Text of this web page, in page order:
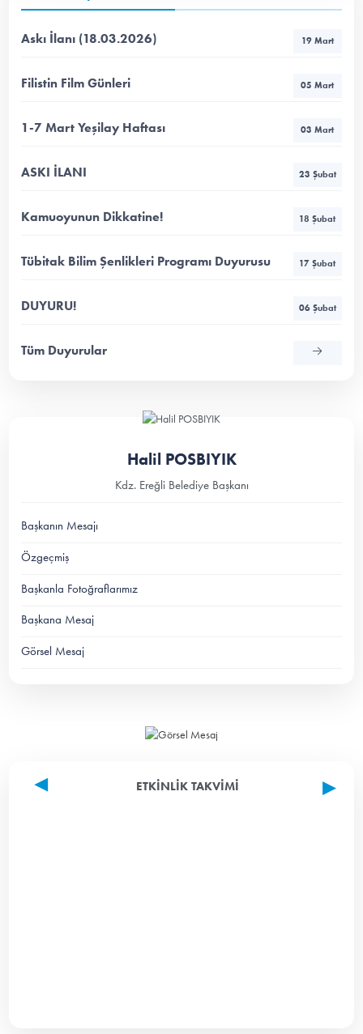
Askı İlanı (18.03.2026) 19 Mart
Filistin Film Günleri 05 Mart
1-7 Mart Yeşilay Haftası 03 Mart
ASKI İLANI 23 Şubat
Kamuoyunun Dikkatine! 18 Şubat
Tübitak Bilim Şenlikleri Programı Duyurusu 17 Şubat
DUYURU! 06 Şubat
Tüm Duyurular
Halil POSBIYIK
Kdz. Ereğli Belediye Başkanı
Başkanın Mesajı
Özgeçmiş
Başkanla Fotoğraflarımız
Başkana Mesaj
Görsel Mesaj
ETKINLIK TAKVIMI